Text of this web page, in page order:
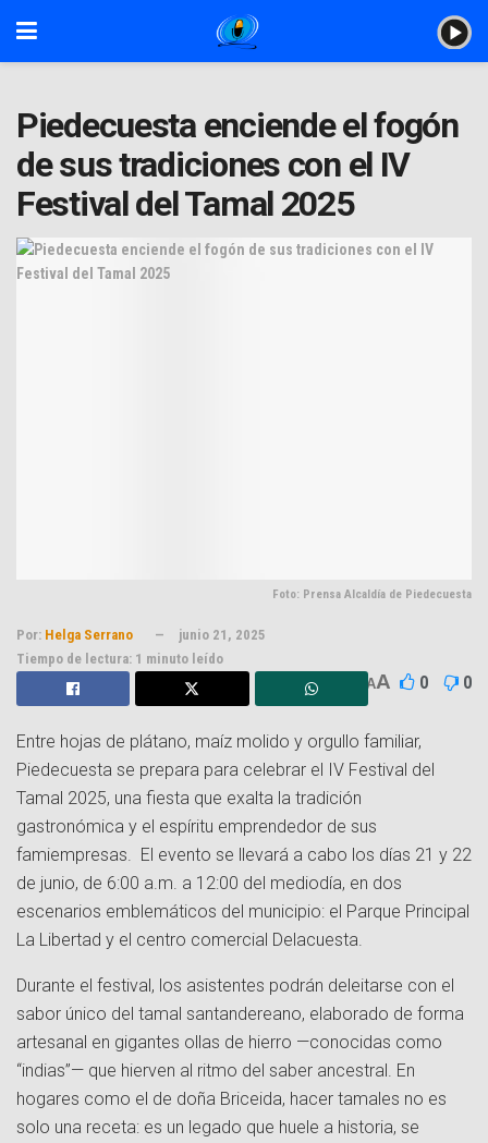
Piedecuesta enciende el fogón
de sus tradiciones con el IV
Festival del Tamal 2025
Foto: Prensa Alcaldía de Piedecuesta
Por: Helga Serrano
junio 21, 2025
Tiempo de lectura: 1 minuto leído
AA 0 0
Entre hojas de plátano, maíz molido y orgullo familiar,
Piedecuesta se prepara para celebrar el IV Festival del
Tamal 2025, una fiesta que exalta la tradición
gastronómica y el espíritu emprendedor de sus
famiempresas. El evento se llevará a cabo los días 21 y 22
de junio, de 6:00 a.m. a 12:00 del mediodía, en dos
escenarios emblemáticos del municipio: el Parque Principal
La Libertad y el centro comercial Delacuesta.
Durante el festival, los asistentes podrán deleitarse con el
sabor único del tamal santandereano, elaborado de forma
artesanal en gigantes ollas de hierro —conocidas como
“indias”— que hierven al ritmo del saber ancestral. En
hogares como el de doña Briceida, hacer tamales no es
solo una receta: es un legado que huele a historia, se